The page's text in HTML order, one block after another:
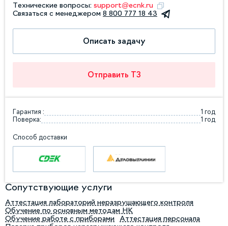
Технические вопросы: support@ecnk.ru
Связаться с менеджером 8 800 777 18 43
Описать задачу
Отправить ТЗ
Гарантия :
1 год
Поверка:
1 год
Способ доставки
Сопутствующие услуги
Аттестация лабораторий неразрушающего контроля
Обучение по основным методам НК
Обучение работе с приборами
Аттестация персонала